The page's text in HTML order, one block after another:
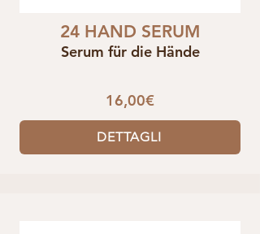
24 HAND SERUM
Serum für die Hände
16,00€
DETTAGLI